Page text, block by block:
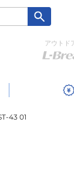
アウトド
43 01